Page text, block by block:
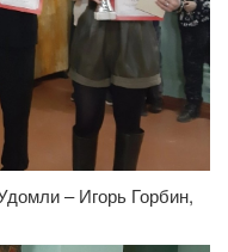
– Игорь Горбин,